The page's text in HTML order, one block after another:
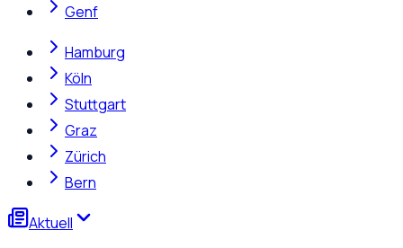
Genf
Hamburg
Köln
Stuttgart
Graz
Zürich
Bern
Aktuell